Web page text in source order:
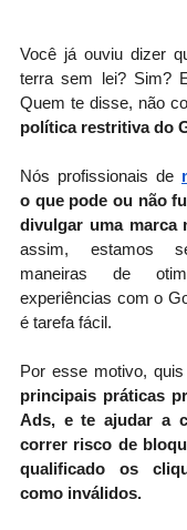
Você já ouviu dizer
terra sem lei? Sim?
política restritiva do
Nós profissionais de
o que pode ou não
divulgar uma marca
assim, estamos
maneiras de
experiências com o
é tarefa fácil.
Por esse motivo,
principais práticas
Ads, e te ajudar a
correr risco de
qualificado os
como inválidos.